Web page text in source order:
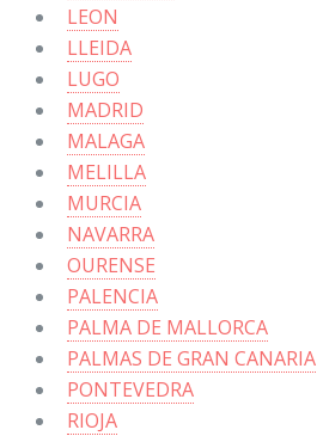
LEON
LLEIDA
LUGO
MADRID
MALAGA
MELILLA
MURCIA
NAVARRA
OURENSE
PALENCIA
PALMA DE MALLORCA
PALMAS DE GRAN CANARIA
PONTEVEDRA
RIOJA